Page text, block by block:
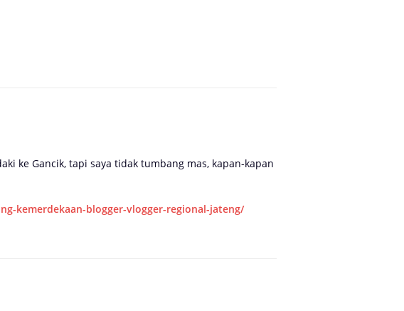
ke Gancik, tapi saya tidak tumbang mas, kapan-kapan
kemerdekaan-blogger-vlogger-regional-jateng/